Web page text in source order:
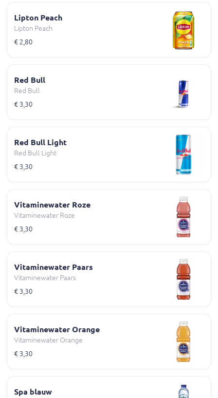
Lipton Peach
Lipton Peach
€ 2,80
Red Bull
Red Bull
€ 3,30
Red Bull Light
Red Bull Light
€ 3,30
Vitaminewater Roze
Vitaminewater Roze
€ 3,30
Vitaminewater Paars
Vitaminewater Paars
€ 3,30
Vitaminewater Orange
Vitaminewater Orange
€ 3,30
Spa blauw